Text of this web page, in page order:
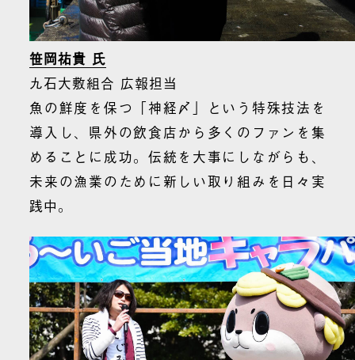
笹岡祐貴 氏
九石大敷組合 広報担当
魚の鮮度を保つ「神経〆」という特殊技法を
導入し、県外の飲食店から多くのファンを集
めることに成功。伝統を大事にしながらも、
未来の漁業のために新しい取り組みを日々実
践中。